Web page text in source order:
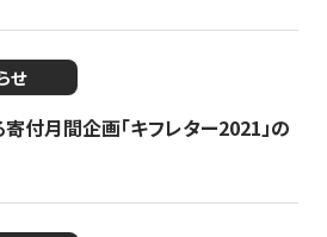
せ
付月間企画「キフレター2021」の